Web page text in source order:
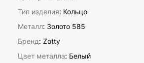
Тип изделия: Кольцо
Металл: Золото 585
Бренд: Zotty
Цвет металла: Белый